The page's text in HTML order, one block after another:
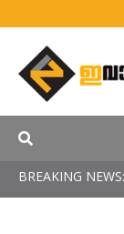
BREAKING NEWS: